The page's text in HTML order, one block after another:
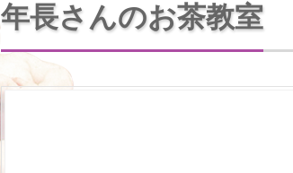
年長さんのお茶教室